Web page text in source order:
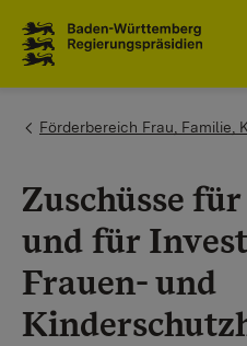
You are here:
Förderbereich Frau, Familie,
Zuschüsse
und für
Frauen- und